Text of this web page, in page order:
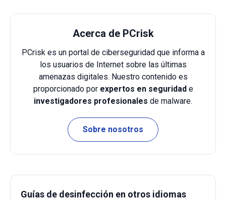
Acerca de PCrisk
PCrisk es un portal de ciberseguridad que informa a
los usuarios de Internet sobre las últimas
amenazas digitales. Nuestro contenido es
proporcionado por expertos en seguridade
investigadores profesionales de malware.
Sobre nosotros
Guías de desinfección en otros idiomas